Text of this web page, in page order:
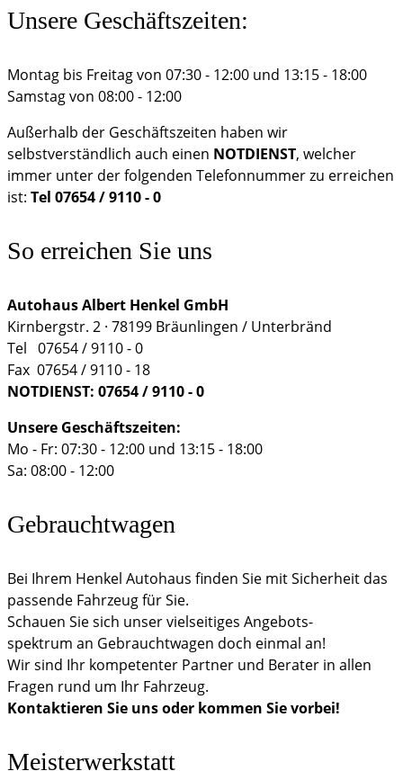
Unsere Geschäftszeiten:
Montag bis Freitag von 07:30 - 12:00 und 13:15 - 18:00
Samstag von 08:00 - 12:00
Außerhalb der Geschäftszeiten haben wir
selbstverständlich auch einen NOTDIENST, welcher
immer unter der folgenden Telefonnummer zu erreichen
ist: Tel 07654 / 9110 - 0
So erreichen Sie uns
Autohaus Albert Henkel GmbH
Kirnbergstr. 2 · 78199 Bräunlingen / Unterbränd
Tel 07654 / 9110 - 0
Fax 07654 / 9110 - 18
NOTDIENST: 07654 / 9110 - 0
Unsere Geschäftszeiten:
Mo - Fr: 07:30 - 12:00 und 13:15 - 18:00
Sa: 08:00 - 12:00
Gebrauchtwagen
Bei Ihrem Henkel Autohaus finden Sie mit Sicherheit das
passende Fahrzeug für Sie.
Schauen Sie sich unser vielseitiges Angebots-
spektrum an Gebrauchtwagen doch einmal an!
Wir sind Ihr kompetenter Partner und Berater in allen
Fragen rund um Ihr Fahrzeug.
Kontaktieren Sie uns oder kommen Sie vorbei!
Meisterwerkstatt